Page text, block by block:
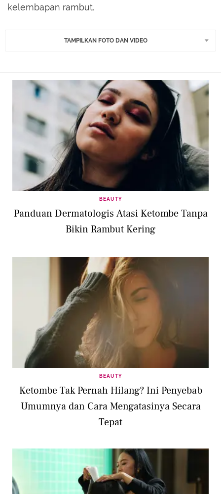
kelembapan rambut.
TAMPILKAN FOTO DAN VIDEO
BEAUTY
Panduan Dermatologis Atasi Ketombe Tanpa
Bikin Rambut Kering
BEAUTY
Ketombe Tak Pernah Hilang? Ini Penyebab
Umumnya dan Cara Mengatasinya Secara
Tepat